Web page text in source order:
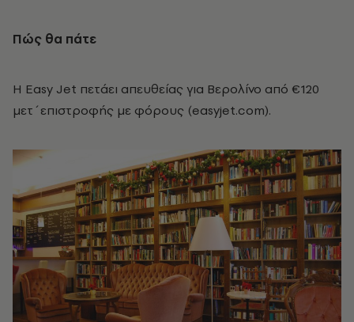
Πώς θα πάτε
Η Easy Jet πετάει απευθείας για Βερολίνο από €120
μετ΄επιστροφής με φόρους (easyjet.com).